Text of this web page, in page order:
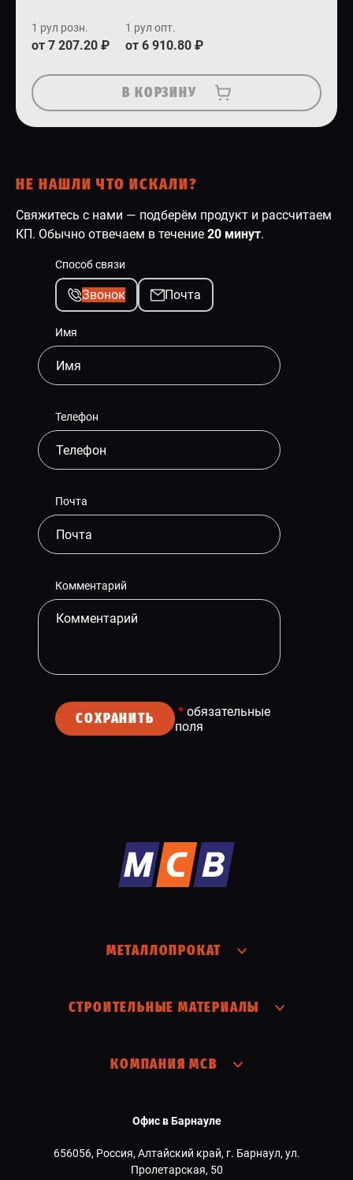
1 рул розн.
от 7 207.20 ₽
1 рул опт.
от 6 910.80 ₽
В КОРЗИНУ
НЕ НАШЛИ ЧТО ИСКАЛИ?
Свяжитесь с нами — подберём продукт и рассчитаем
КП. Обычно отвечаем в течение 20 минут.
Способ связи
Звонок Почта
Имя
Телефон
Почта
Комментарий
СОХРАНИТЬ * обязательные
поля
МЕТАЛЛОПРОКАТ
СТРОИТЕЛЬНЫЕ МАТЕРИАЛЫ
КОМПАНИЯ МСВ
Офис в Барнауле
656056, Россия, Алтайский край, г. Барнаул, ул.
Пролетарская, 50